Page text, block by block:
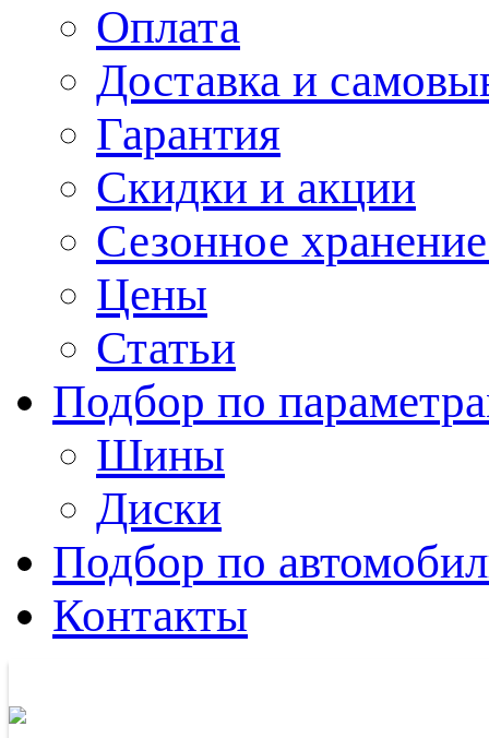
Оплата
Доставка и
Гарантия
Скидки и акции
Сезонное
Цены
Статьи
Подбор по
Шины
Диски
Подбор по
Контакты